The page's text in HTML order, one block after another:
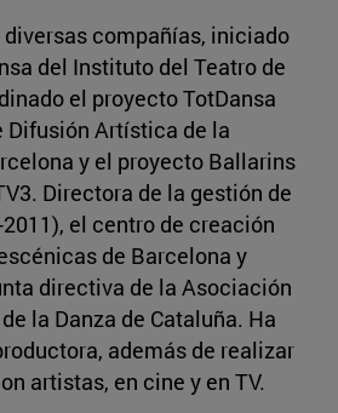
compañías, iniciado
del Instituto del Teatro de
el proyecto TotDansa
Difusión Artística de la
y el proyecto Ballarins
Directora de la gestión de
el centro de creación
de Barcelona y
directiva de la Asociación
la Danza de Cataluña. Ha
además de realizar
artistas, en cine y en TV.